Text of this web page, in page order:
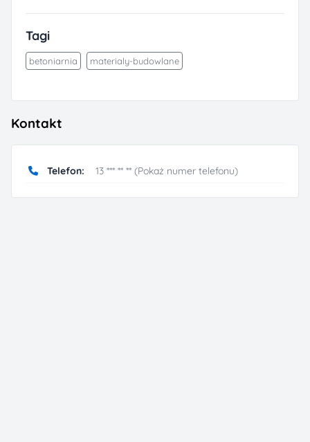
Tagi
betoniarnia materialy-budowlane
Kontakt
Telefon: 13 *** ** ** (Pokaż numer telefonu)